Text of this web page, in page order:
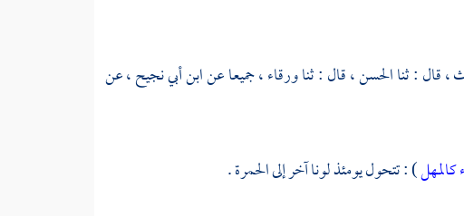
،قال : ثناالحسن ،قال : ثناورقاء ،جميعا عنابن أبي نجيح ،عن
كالمهل) : تتحول يومئذ لونا آخر إلى الحمرة .